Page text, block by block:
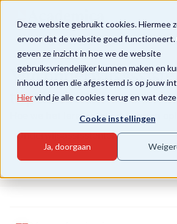
Deze website gebruikt cookies. Hiermee
ervoor dat de website goed functioneert.
geven ze inzicht in hoe we de website
gebruiksvriendelijker kunnen maken en
inhoud tonen die afgestemd is op jouw
Hiervind je alle cookies terug en wat
Cooke instellingen
Ja, doorgaan
Terug naar overzicht
Van
topdocent
Hoe we het lerarentekort kunnen
Onderwijsassisstenten